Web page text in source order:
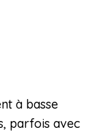
à basse
parfois avec